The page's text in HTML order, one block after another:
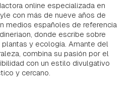
online especializada en
con más de nueve años de
medios españoles de referencia
donde escribe sobre
plantas y ecología. Amante del
combina su pasión por el
con un estilo divulgativo
y cercano.